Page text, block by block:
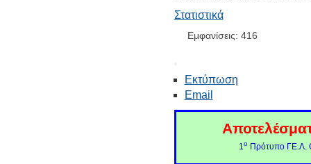
Στατιστικά
Εμφανίσεις: 416
Εκτύπωση
Email
1ο Πρότυπο ΓΕ.Λ.